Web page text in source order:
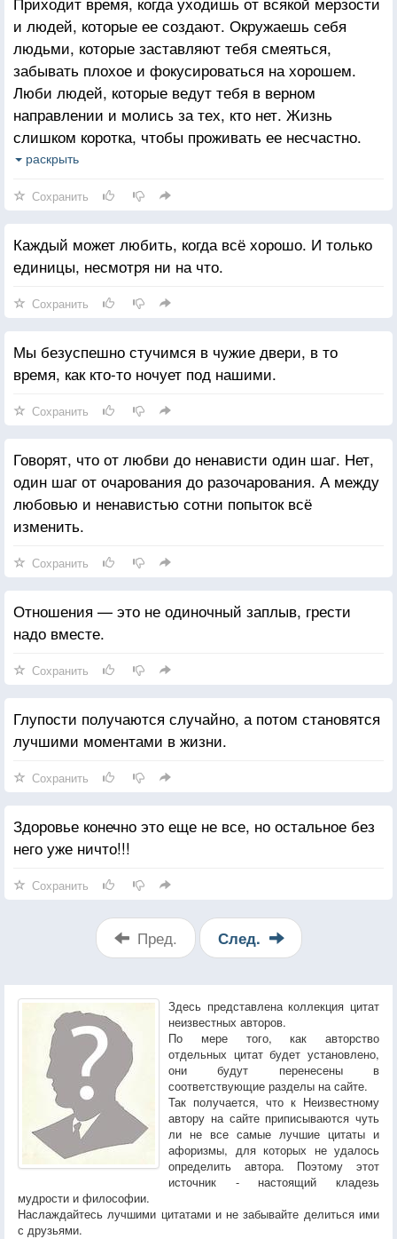
и людей, которые ее создают. Окружаешь себя
людьми, которые заставляют тебя смеяться,
забывать плохое и фокусироваться на хорошем.
Люби людей, которые ведут тебя в верном
направлении и молись за тех, кто нет. Жизнь
слишком коротка, чтобы проживать ее несчастно.
Падение - это часть жизни, но восстание - сама
раскрыть
Сохранить
Каждый может любить, когда всё хорошо. И только
единицы, несмотря ни на что.
Сохранить
Мы безуспешно стучимся в чужие двери, в то
время, как кто-то ночует под нашими.
Сохранить
Говорят, что от любви до ненависти один шаг. Нет,
один шаг от очарования до разочарования. А между
любовью и ненавистью сотни попыток всё
изменить.
Сохранить
Отношения — это не одиночный заплыв, грести
надо вместе.
Сохранить
Глупости получаются случайно, а потом становятся
лучшими моментами в жизни.
Сохранить
Здоровье конечно это еще не все, но остальное без
него уже ничто!!!
Сохранить
Пред. След.
Здесь представлена коллекция цитат
неизвестных авторов.
По мере того, как авторство
отдельных цитат будет установлено,
они будут перенесены в
соответствующие разделы на сайте.
Так получается, что к Неизвестному
автору на сайте приписываются чуть
ли не все самые лучшие цитаты и
афоризмы, для которых не удалось
определить автора. Поэтому этот
источник - настоящий кладезь
мудрости и философии.
Наслаждайтесь лучшими цитатами и не забывайте делиться ими
с друзьями.